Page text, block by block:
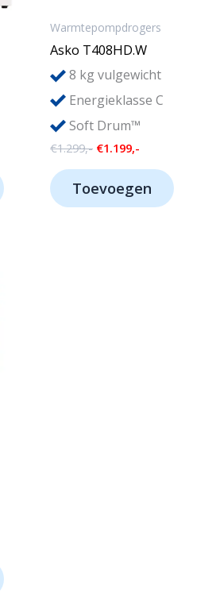
Warmtepompdrogers
Asko T408HD.W
8 kg vulgewicht
Energieklasse C
Soft Drum™
€1.299,- Oorspronkelijke
€1.299,-.
€1.199,-
€1.199,-.
Toevoegen